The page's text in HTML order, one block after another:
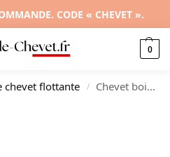
CODE « CHEVET ».
0
chevet flottante / Chevet bois noir moderne mural, 41.5x36x28cm